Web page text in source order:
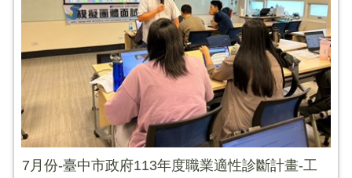
7月份-臺中市政府113年度職業適性診斷計畫-工